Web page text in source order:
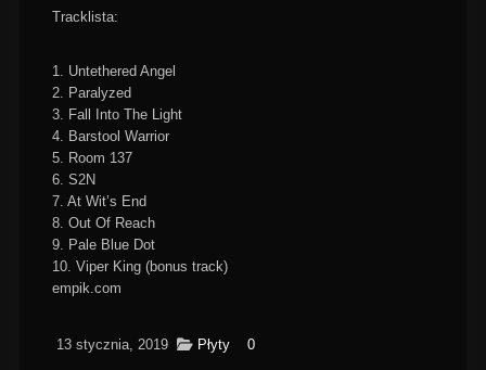
Tracklista:
1. Untethered Angel
2. Paralyzed
3. Fall Into The Light
4. Barstool Warrior
5. Room 137
6. S2N
7. At Wit’s End
8. Out Of Reach
9. Pale Blue Dot
10. Viper King (bonus track)
empik.com
13 stycznia, 2019 Płyty 0